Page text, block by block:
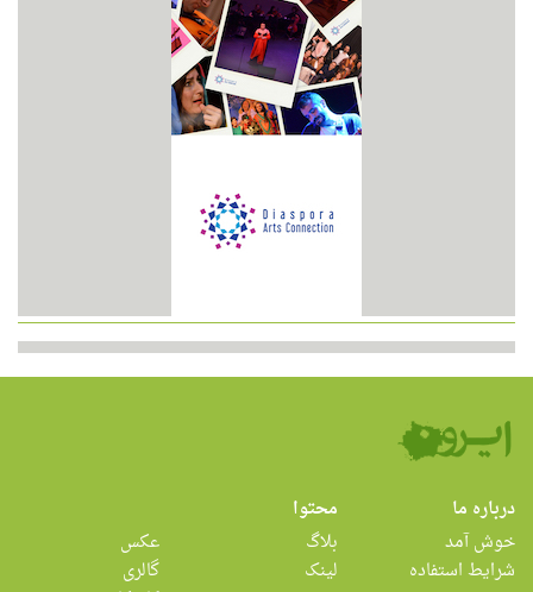
درباره ما
خوش آمد
شرایط استفاده
محتوا
بلاگ
لینک
عکس
گالری